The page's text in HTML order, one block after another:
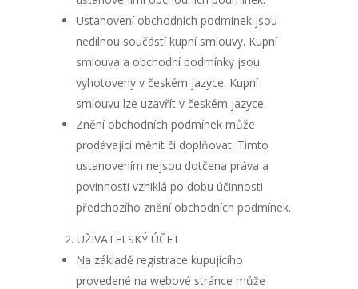
Ustanovení obchodních podmínek jsou
nedílnou součástí kupní smlouvy. Kupní
smlouva a obchodní podmínky jsou
vyhotoveny v českém jazyce. Kupní
smlouvu lze uzavřít v českém jazyce.
Znění obchodních podmínek může
prodávající měnit či doplňovat. Tímto
ustanovením nejsou dotčena práva a
povinnosti vzniklá po dobu účinnosti
předchozího znění obchodních podmínek.
UŽIVATELSKÝ ÚČET
Na základě registrace kupujícího
provedené na webové stránce může